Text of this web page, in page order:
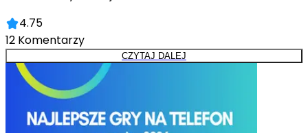
4.75
12 Komentarzy
CZYTAJ DALEJ